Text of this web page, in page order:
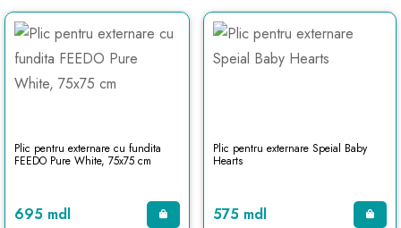
Plic pentru externare cu fundita
FEEDO Pure White, 75x75 cm
695 mdl
Plic pentru externare Speial Baby
Hearts
575 mdl